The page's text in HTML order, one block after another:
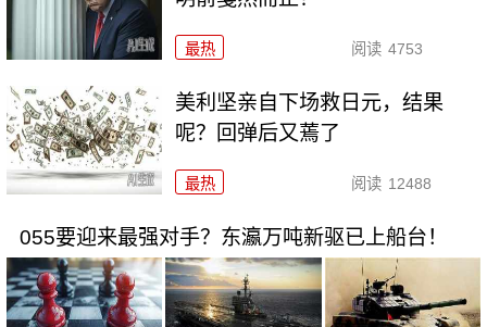
最热 阅读 4753
美利坚亲自下场救日元，结果
呢？回弹后又蔫了
最热 阅读 12488
055要迎来最强对手？东瀛万吨新驱已上船台！